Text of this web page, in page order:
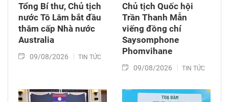
Tổng Bí thư, Chủ tịch
nước Tô Lâm bắt đầu
thăm cấp Nhà nước
Australia
09/08/2026 TIN TỨC
Chủ tịch Quốc hội
Trần Thanh Mẫn
viếng đồng chí
Saysomphone
Phomvihane
09/08/2026 TIN TỨC